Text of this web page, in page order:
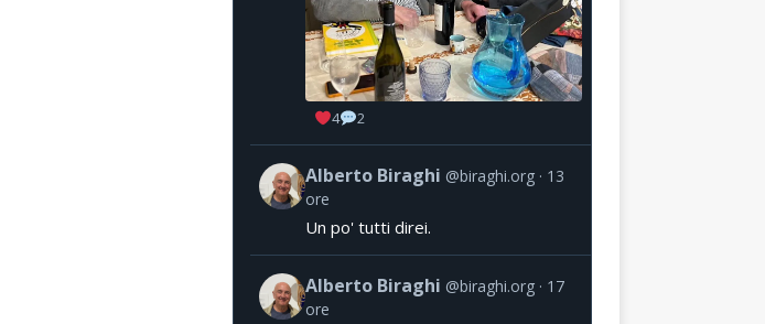
4 2
Alberto Biraghi @biraghi.org
13
ore
Un po' tutti direi.
Alberto Biraghi @biraghi.org
17
ore